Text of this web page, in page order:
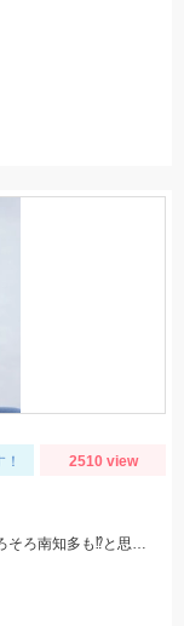
2510 view
愛知県でも春アオリイカの情報が出たしたので、そろそろ南知多も⁉️と思いアオリイカを狙いに行ってきました！